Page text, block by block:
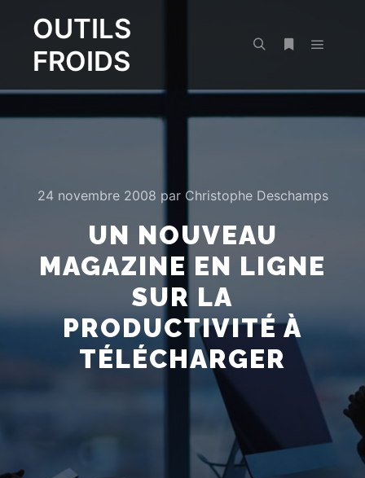
OUTILS
FROIDS
24 novembre 2008 par Christophe Deschamps
UN NOUVEAU
MAGAZINE EN LIGNE
SUR LA
PRODUCTIVITÉ À
TÉLÉCHARGER